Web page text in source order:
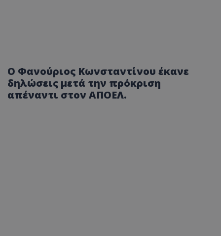
Ο Φανούριος Κωνσταντίνου έκανε
δηλώσεις μετά την πρόκριση
απέναντι στον ΑΠΟΕΛ.